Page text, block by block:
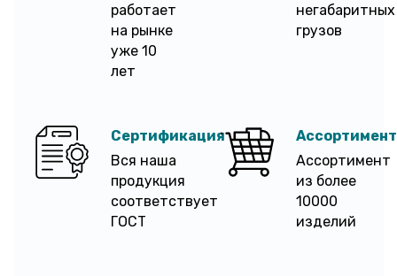
работает
на рынке
уже 10
лет
негабаритных
грузов
Сертификация
Вся наша
продукция
соответствует
ГОСТ
Ассортимент
Ассортимент
из более
10000
изделий